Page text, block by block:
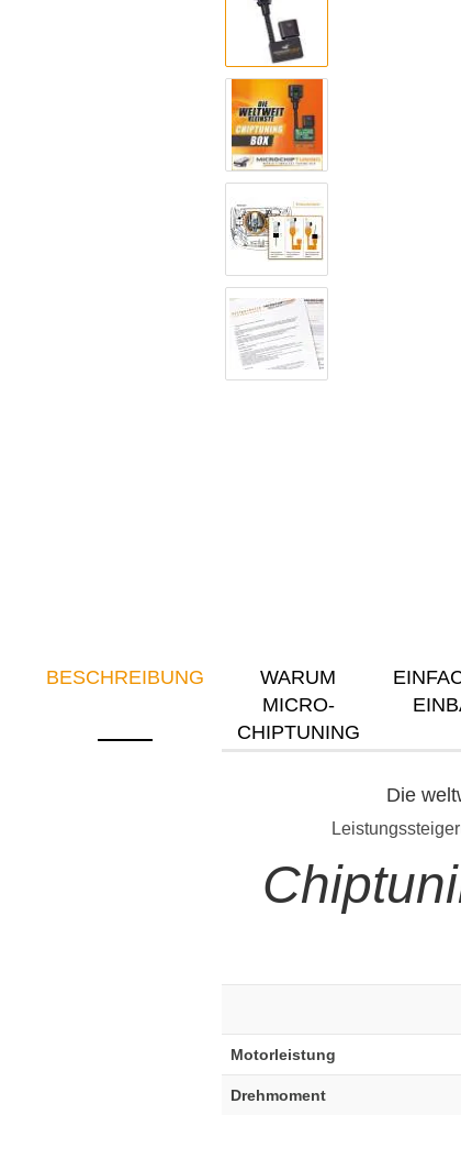
BESCHREIBUNG
WARUM
MICRO-
CHIPTUNING
Die
Motorleistung
Drehmoment